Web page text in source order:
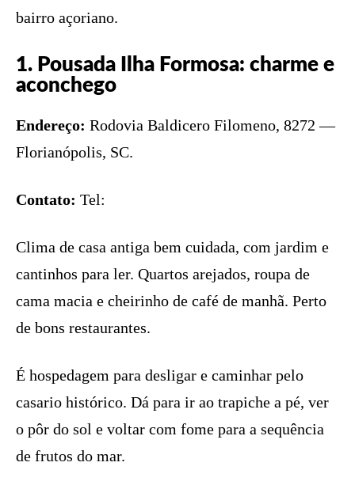
bairro açoriano.
1. Pousada Ilha Formosa: charme e
aconchego
Endereço: Rodovia Baldicero Filomeno, 8272 —
Florianópolis, SC.
Contato: Tel:
Clima de casa antiga bem cuidada, com jardim e
cantinhos para ler. Quartos arejados, roupa de
cama macia e cheirinho de café de manhã. Perto
de bons restaurantes.
É hospedagem para desligar e caminhar pelo
casario histórico. Dá para ir ao trapiche a pé, ver
o pôr do sol e voltar com fome para a sequência
de frutos do mar.